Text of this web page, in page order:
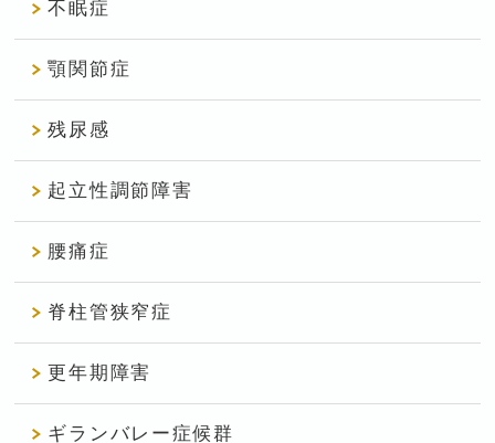
不眠症
顎関節症
残尿感
起立性調節障害
腰痛症
脊柱管狭窄症
更年期障害
ギランバレー症候群